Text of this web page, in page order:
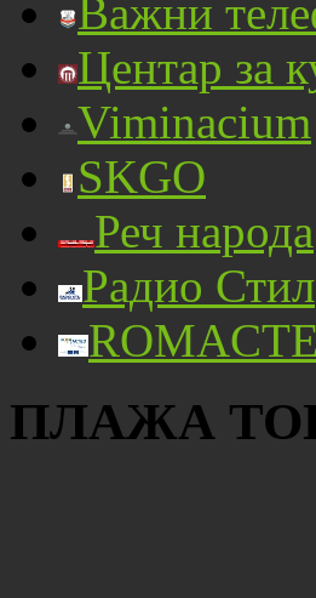
Важни
Центар за
Viminacium
SKGO
Реч народа
Радио Стил
ПЛАЖА